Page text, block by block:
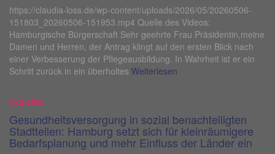
https://claudia-loss.de/wp-content/uploads/2026/05/20260506-
151803_20260506-151953.mp4 Quelle des Videos:
Hamburgische Bürgerschaft Sehr geehrte Frau Präsidentin,meine
Damen und Herren, der Antrag klingt auf den ersten Blick nach
einer Verbesserung der Pflegeausbildung. In Wahrheit ist er ein
Schritt zurück in ein überholtes Weiterlesen
Aktuelles
Gesundheitsversorgung in sozial benachteiligten
Stadtteilen: Hamburg setzt sich für kleinräumigere
Bedarfsplanung und mehr Einfluss der Länder ein